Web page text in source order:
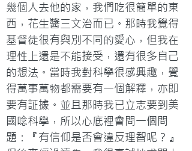
幾個人去他的家，我們吃很簡單的東
西，花生醬三文治而已。那時我覺得
基督徒很有與別不同的愛心，但我在
理性上還是不能接受，還有很多自己
的想法。當時我對科學很感興趣，覺
得萬事萬物都需要有一個解釋，亦即
要有証據。並且那時我已立志要到美
國唸科學，所以心底裡會問一個問
題：『有信仰是否會違反理智呢？』